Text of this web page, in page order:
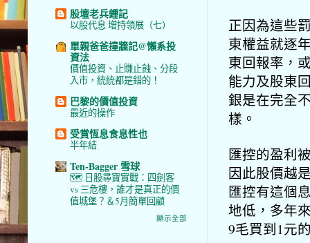
正因為這些
東權益就逐
東回報率，
能力及股東
銀是在完全
樣。
匯控的盈利
因此股價越
匯控有這個
地低， 多年
9毛買到1元
股壇老兵鍾記
以股代息 增持領展（七）
單親爸爸撞牆記@懶系投
資法
價值投資、止賺止蝕、分段
入市，統統都是錯的！
巴黎的價值投資
最近的操作
受賞恆息食息性也
半年結
Ten-Bagger 雪球
🗺️ 日股尋寶實戰：四劍客
vs 三危樓，誰才是真正的價
值城堡？＆5月簡單回顧
顯示全部